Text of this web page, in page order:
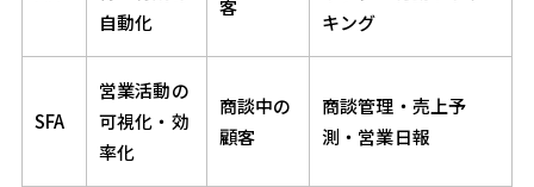
自動化
客
キング
SFA
営業活動の
可視化・効
率化
商談中の
顧客
商談管理・売上予
測・営業日報